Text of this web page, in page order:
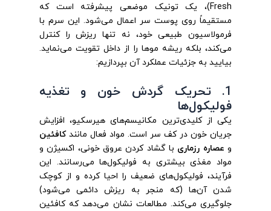
Fresh)، یک تونیک موضعی پیشرفته است که
مستقیماً روی پوست سر اعمال می‌شود. این سرم با
فرمولاسیون طبیعی خود، نه تنها ریزش را کنترل
می‌کند، بلکه ریشه موها را از داخل تقویت می‌نماید.
بیایید به جزئیات عملکرد آن بپردازیم:
1. تحریک گردش خون و تغذیه
فولیکول‌ها
یکی از کلیدی‌ترین مکانیسم‌های هیرسکیو، افزایش
جریان خون در کف سر است. مواد فعال مانندکافئین
و عصاره رزماری با گشاد کردن عروق خونی، اکسیژن و
مواد مغذی بیشتری به فولیکول‌ها می‌رسانند. این
فرآیند، فولیکول‌های ضعیف را احیا کرده و از کوچک
شدن آن‌ها (که منجر به ریزش دائمی می‌شود)
جلوگیری می‌کند. مطالعات نشان می‌دهد که کافئین